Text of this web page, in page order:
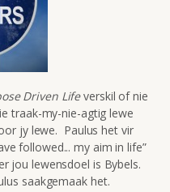
Driven Lifeverskil of nie
traak-my-nie-agtig lewe
jy lewe. Paulus het vir
followed... my aim in life”
jou lewensdoel is Bybels.
saakgemaak het.